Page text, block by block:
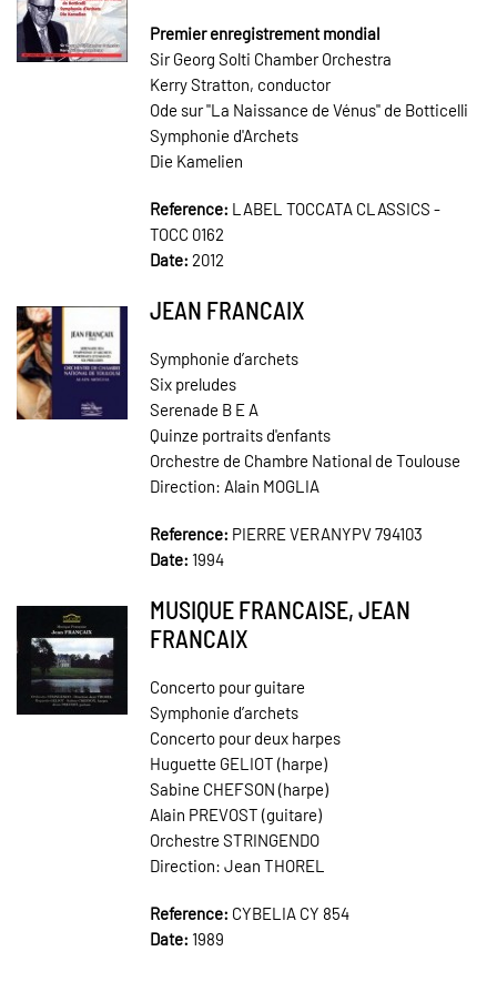
Premier enregistrement mondial
Sir Georg Solti Chamber Orchestra
Kerry Stratton, conductor
Ode sur "La Naissance de Vénus" de Botticelli
Symphonie d'Archets
Die Kamelien
Reference: LABEL TOCCATA CLASSICS -
TOCC 0162
Date: 2012
JEAN FRANCAIX
Symphonie d’archets
Six preludes
Serenade B E A
Quinze portraits d'enfants
Orchestre de Chambre National de Toulouse
Direction: Alain MOGLIA
Reference: PIERRE VERANYPV 794103
Date: 1994
MUSIQUE FRANCAISE, JEAN
FRANCAIX
Concerto pour guitare
Symphonie d’archets
Concerto pour deux harpes
Huguette GELIOT (harpe)
Sabine CHEFSON (harpe)
Alain PREVOST (guitare)
Orchestre STRINGENDO
Direction: Jean THOREL
Reference: CYBELIA CY 854
Date: 1989